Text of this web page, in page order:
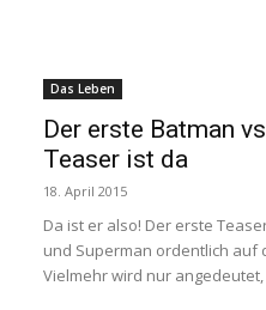
Das Leben
Der erste Batman
Teaser ist da
18. April 2015
Da ist er also! Der erste
und Superman ordentlich auf
Vielmehr wird nur angedeutet,